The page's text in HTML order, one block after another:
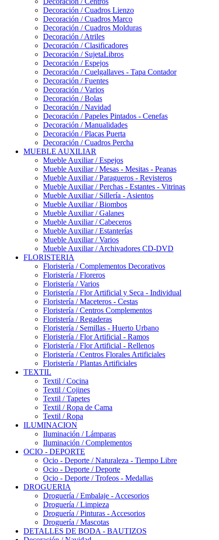
Decoración / Cuadros Lienzo
Decoración / Cuadros Marco
Decoración / Cuadros Molduras
Decoración / Atriles
Decoración / Clasificadores
Decoración / SujetaLibros
Decoración / Espejos
Decoración / Cuelgallaves - Tapa Contador
Decoración / Fuentes
Decoración / Varios
Decoración / Bolas
Decoración / Navidad
Decoración / Papeles Pintados - Cenefas
Decoración / Manualidades
Decoración / Placas Puerta
Decoración / Cuadros Percha
MUEBLE AUXILIAR
Mueble Auxiliar / Espejos
Mueble Auxiliar / Mesas - Mesitas - Peanas
Mueble Auxiliar / Paragueros - Revisteros
Mueble Auxiliar / Perchas - Estantes - Vitrinas
Mueble Auxiliar / Sillería - Asientos
Mueble Auxiliar / Biombos
Mueble Auxiliar / Galanes
Mueble Auxiliar / Cabeceros
Mueble Auxiliar / Estanterías
Mueble Auxiliar / Varios
Mueble Auxiliar / Archivadores CD-DVD
FLORISTERIA
Floristería / Complementos Decorativos
Floristería / Floreros
Floristería / Varios
Floristería / Flor Artificial y Seca - Individual
Floristería / Maceteros - Cestas
Floristería / Centros Complementos
Floristería / Regaderas
Floristería / Semillas - Huerto Urbano
Floristería / Flor Artificial - Ramos
Floristería / Flor Artificial - Rellenos
Floristería / Centros Florales Artificiales
Floristería / Plantas Artificiales
TEXTIL
Textil / Cocina
Textil / Cojines
Textil / Tapetes
Textil / Ropa de Cama
Textil / Ropa
ILUMINACION
Iluminación / Lámparas
Iluminación / Complementos
OCIO - DEPORTE
Ocio - Deporte / Naturaleza - Tiempo Libre
Ocio - Deporte / Deporte
Ocio - Deporte / Trofeos - Medallas
DROGUERIA
Droguería / Embalaje - Accesorios
Droguería / Limpieza
Droguería / Pinturas - Accesorios
Droguería / Mascotas
DETALLES DE BODA - BAUTIZOS